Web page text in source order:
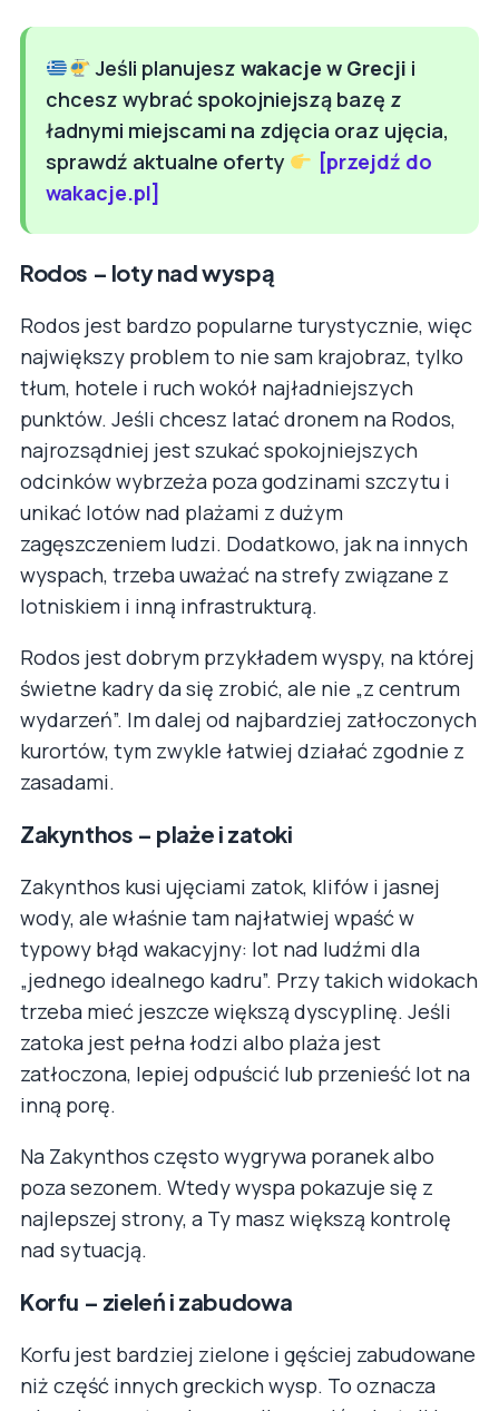
Jeśli planujesz wakacje w Grecji i
chcesz wybrać spokojniejszą bazę z
ładnymi miejscami na zdjęcia oraz ujęcia,
sprawdź aktualne oferty
[przejdź do
wakacje.pl]
Rodos – loty nad wyspą
Rodos jest bardzo popularne turystycznie, więc
największy problem to nie sam krajobraz, tylko
tłum, hotele i ruch wokół najładniejszych
punktów. Jeśli chcesz latać dronem na Rodos,
najrozsądniej jest szukać spokojniejszych
odcinków wybrzeża poza godzinami szczytu i
unikać lotów nad plażami z dużym
zagęszczeniem ludzi. Dodatkowo, jak na innych
wyspach, trzeba uważać na strefy związane z
lotniskiem i inną infrastrukturą.
Rodos jest dobrym przykładem wyspy, na której
świetne kadry da się zrobić, ale nie „z centrum
wydarzeń”. Im dalej od najbardziej zatłoczonych
kurortów, tym zwykle łatwiej działać zgodnie z
zasadami.
Zakynthos – plaże i zatoki
Zakynthos kusi ujęciami zatok, klifów i jasnej
wody, ale właśnie tam najłatwiej wpaść w
typowy błąd wakacyjny: lot nad ludźmi dla
„jednego idealnego kadru”. Przy takich widokach
trzeba mieć jeszcze większą dyscyplinę. Jeśli
zatoka jest pełna łodzi albo plaża jest
zatłoczona, lepiej odpuścić lub przenieść lot na
inną porę.
Na Zakynthos często wygrywa poranek albo
poza sezonem. Wtedy wyspa pokazuje się z
najlepszej strony, a Ty masz większą kontrolę
nad sytuacją.
Korfu – zieleń i zabudowa
Korfu jest bardziej zielone i gęściej zabudowane
niż część innych greckich wysp. To oznacza